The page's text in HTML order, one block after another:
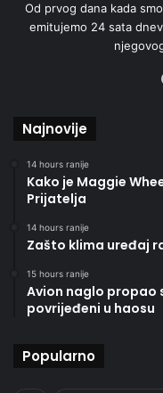
Od prvog dana kada
emitujemo 24 sata
Najnovije
14 hours ranije
Kako je Maggie
Prijatelja
14 hours ranije
Zašto klima uređaj
15 hours ranije
Avion naglo propao
povrijeđeni u haosu
Popularno